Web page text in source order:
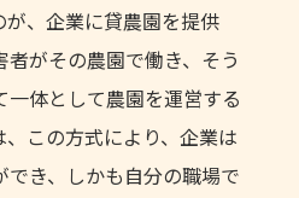
、企業に貸農園を提供
がその農園で働き、そう
体として農園を運営する
この方式により、企業は
き、しかも自分の職場で